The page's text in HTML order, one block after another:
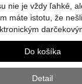
5,0
z
5
nie je vždy ľahké,
máte istotu, že
Do košíka
Detail